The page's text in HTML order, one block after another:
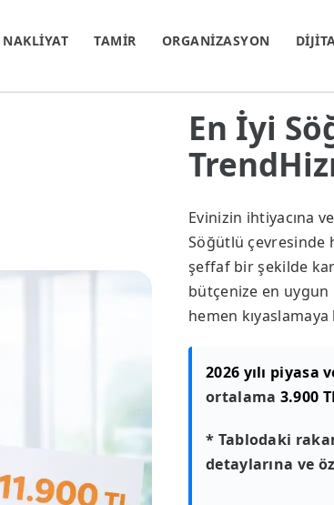
NAKLİYAT TAMİR ORGANİZASYON
En İyi
Evinizin ihtiyacına
Söğütlü çevresinde
şeffaf bir şekilde
bütçenize en
hemen kıyaslamaya
2026 yılı piyasa
ortalama 3.900
* Tablodaki
detaylarına ve